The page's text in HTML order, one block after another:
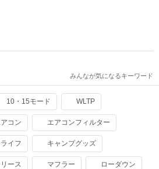
みんなが気になるキーワード
10・15モード WLTP
コン エアコンフィルター
イフ キャンプグッズ
ース マフラー ローダウン